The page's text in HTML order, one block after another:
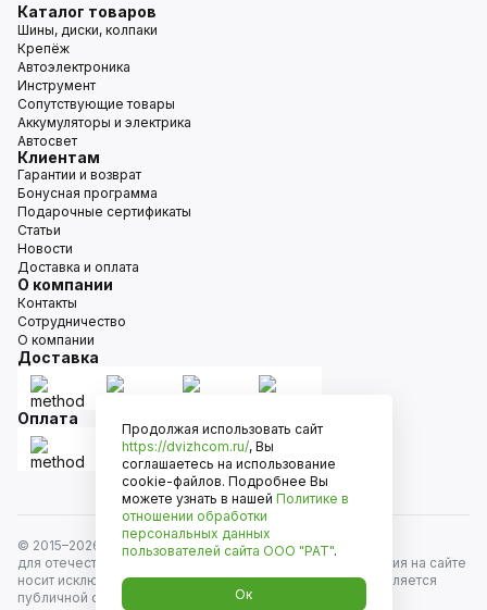
Каталог товаров
Шины, диски, колпаки
Крепёж
Автоэлектроника
Инструмент
Сопутствующие товары
Аккумуляторы и электрика
Автосвет
Клиентам
Гарантии и возврат
Бонусная программа
Подарочные сертификаты
Статьи
Новости
Доставка и оплата
О компании
Контакты
Сотрудничество
О компании
Доставка
Оплата
© 2015–2026
Движком — сеть магазинов автозапчастей
для отечественных автомобилей и иномарок. Информация на сайте
носит исключительно информационный характер и не является
публичной офертой, определяемой положениями
Продолжая использовать сайт
https://dvizhcom.ru/, Вы
соглашаетесь на использование
cookie-файлов. Подробнее Вы
можете узнать в нашей Политике в
отношении обработки
персональных данных
пользователей сайта ООО "РАТ".
Ок